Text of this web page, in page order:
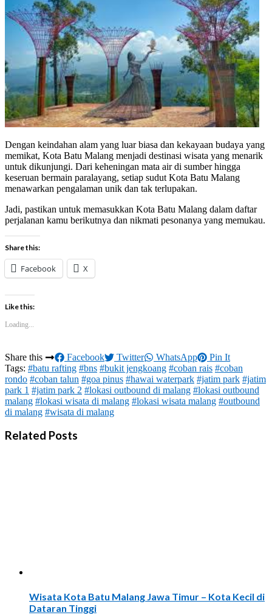
Dengan keindahan alam yang luar biasa dan kekayaan budaya yang
memikat, Kota Batu Malang menjadi destinasi wisata yang menarik
untuk dikunjungi. Dari keheningan mata air di sumber hingga
keseruan bermain paralayang, setiap sudut Kota Batu Malang
menawarkan pengalaman unik dan tak terlupakan.
Jadi, pastikan untuk memasukkan Kota Batu Malang dalam daftar
perjalanan kamu berikutnya dan nikmati pesonanya yang memukau.
Share this:
Facebook X
Like this:
Loading...
Share this Facebook Twitter WhatsApp
Pin It
Tags: #batu rafting #bns #bukit jengkoang #coban rais #coban
rondo #coban talun #goa pinus #hawai waterpark #jatim park #jatim
park 1 #jatim park 2 #lokasi outbound di malang #lokasi outbound
malang #lokasi wisata di malang #lokasi wisata malang #outbound
di malang #wisata di malang
Related Posts
Wisata Kota Batu Malang Jawa Timur – Kota Kecil di
Dataran Tinggi